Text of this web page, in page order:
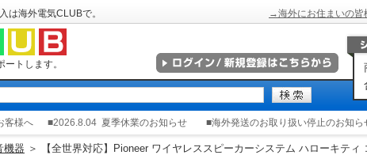
は海外電気CLUBで。 →海外にお住まいの皆
トします。
客様へ ■2026.8.04 夏季休業のお知らせ ■海外発送のお取り扱い停止のお知ら
機器 ＞ 【全世界対応】Pioneer ワイヤレススピーカーシステム ハローキテ